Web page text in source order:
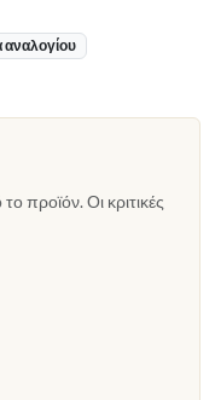
προϊόν. Οι κριτικές